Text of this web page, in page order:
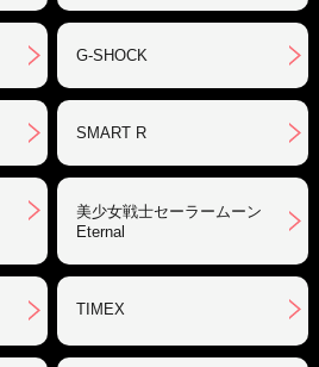
G-SHOCK
SMART R
美少女戦士セーラームーン
Eternal
TIMEX